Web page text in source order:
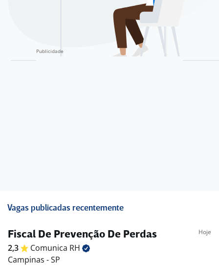
Vagas publicadas recentemente
Fiscal De Prevenção De Perdas Hoje
2,3 Comunica RH
Campinas - SP